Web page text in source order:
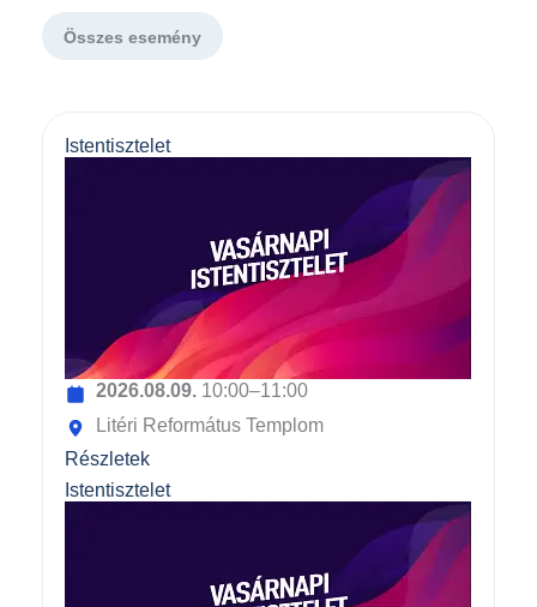
Összes esemény
Istentisztelet
2026.08.09. 10:00–11:00
Litéri Református Templom
Részletek
Istentisztelet